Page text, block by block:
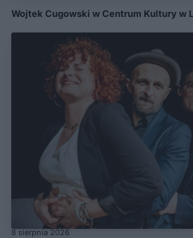
Wojtek Cugowski w Centrum Kultury w
8 sierpnia 2026